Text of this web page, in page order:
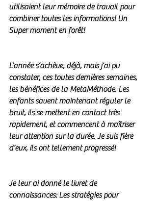
utilisaient leur mémoire de travail pour
combiner toutes les informations! Un
Super moment en forêt!
L’année s’achève, déjà, mais j’ai pu
constater, ces toutes dernières semaines,
les bénéfices de la MetaMéthode. Les
enfants savent maintenant réguler le
bruit, ils se mettent en contact très
rapidement, et commencent à maîtriser
leur attention sur la durée. Je suis fière
d’eux, ils ont tellement progressé!
Je leur ai donné le livret de
connaissances: Les stratégies pour